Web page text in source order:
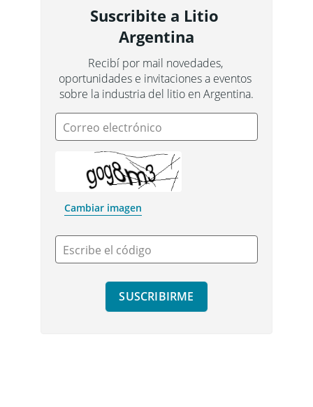
Suscribite a Litio
Argentina
Recibí por mail novedades,
oportunidades e invitaciones a eventos
sobre la industria del litio en Argentina.
Correo electrónico
Cambiar imagen
Escribe el código